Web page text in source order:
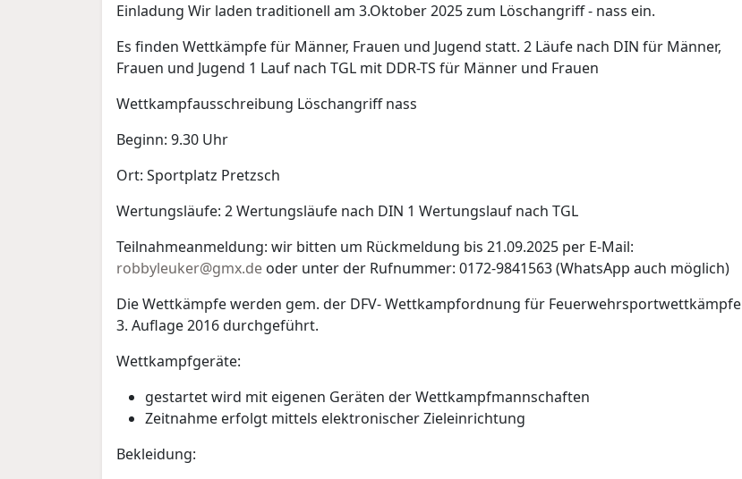
Einladung Wir laden traditionell am 3.Oktober 2025 zum Löschangriff - nass ein.
Es finden Wettkämpfe für Männer, Frauen und Jugend statt. 2 Läufe nach DIN für Männer,
Frauen und Jugend 1 Lauf nach TGL mit DDR-TS für Männer und Frauen
Wettkampfausschreibung Löschangriff nass
Beginn: 9.30 Uhr
Ort: Sportplatz Pretzsch
Wertungsläufe: 2 Wertungsläufe nach DIN 1 Wertungslauf nach TGL
Teilnahmeanmeldung: wir bitten um Rückmeldung bis 21.09.2025 per E-Mail:
robbyleuker@gmx.de oder unter der Rufnummer: 0172-9841563 (WhatsApp auch möglich)
Die Wettkämpfe werden gem. der DFV- Wettkampfordnung für Feuerwehrsportwettkämpfe
3. Auflage 2016 durchgeführt.
Wettkampfgeräte:
gestartet wird mit eigenen Geräten der Wettkampfmannschaften
Zeitnahme erfolgt mittels elektronischer Zieleinrichtung
Bekleidung: